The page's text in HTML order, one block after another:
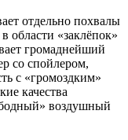
отдельно похвалы
области «заклёпок»
громаднейший
со спойлером,
с «громоздким»
качества
воздушный